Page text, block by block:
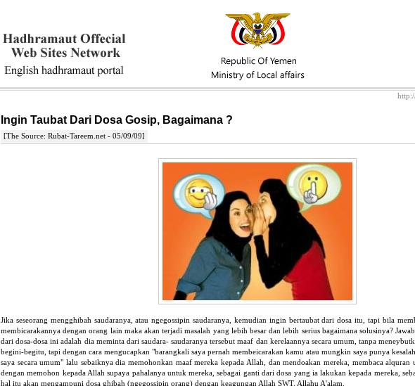
Ingin Taubat Dari Dosa Gosip, Bagaimana ?
[The Source: Rubat-Tareem.net - 05/09/09]
Jika seseorang mengghibah saudaranya, atau ngegossipin saudaranya, kemudian ingin bertaubat dari dosa itu, tapi bila
membicarakannya dengan orang lain maka akan terjadi masalah yang lebih besar dan lebih serius bagaimana solusinya?
dari dosa-dosa ini adalah dia meminta dari saudara- saudaranya tersebut maaf dan kerelaannya secara umum, tanpa
begini-begitu, tapi dengan cara mengucapkan "barangkali saya pernah membeicarakan kamu atau mungkin saya punya
saya secara umum" lalu sebaiknya dia memohonkan maaf mereka kepada Allah, dan mendoakan mereka, membaca alquran
dengan memohon kepada Allah supaya pahalanya untuk mereka, sebagai ganti dari dosa yang ia lakukan kepada mereka,
hal itu akan mengampuni dosa ghibah (ngegossipin orang) dengan keagungan Allah SWT. Allahu A'alam.